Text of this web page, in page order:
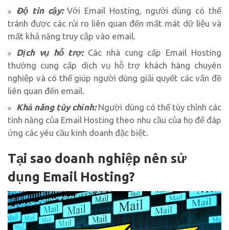
Độ tin cậy:Với Email Hosting, người dùng có thể
tránh được các rủi ro liên quan đến mất mát dữ liệu và
mất khả năng truy cập vào email.
Dịch vụ hỗ trợ:Các nhà cung cấp Email Hosting
thường cung cấp dịch vụ hỗ trợ khách hàng chuyên
nghiệp và có thể giúp người dùng giải quyết các vấn đề
liên quan đến email.
Khả năng tùy chỉnh:Người dùng có thể tùy chỉnh các
tính năng của Email Hosting theo nhu cầu của họ để đáp
ứng các yêu cầu kinh doanh đặc biệt.
Tại sao doanh nghiệp nên sử
dụng Email Hosting?